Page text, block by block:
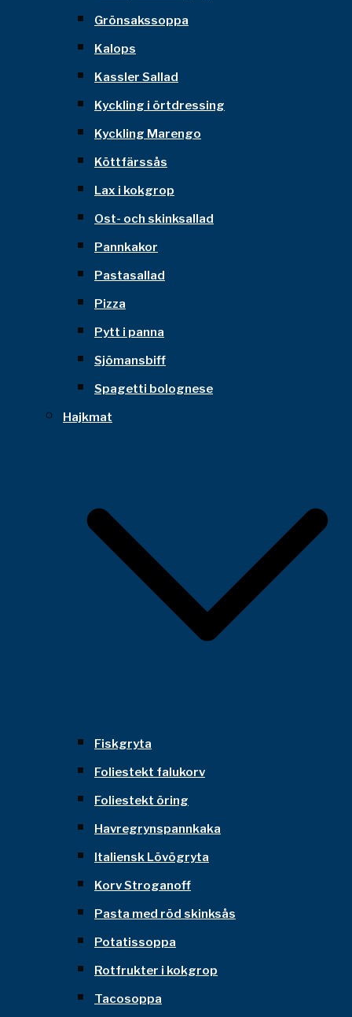
Grönsakssoppa
Kalops
Kassler Sallad
Kyckling i örtdressing
Kyckling Marengo
Köttfärssås
Lax i kokgrop
Ost- och skinksallad
Pannkakor
Pastasallad
Pizza
Pytt i panna
Sjömansbiff
Spagetti bolognese
Hajkmat
Fiskgryta
Foliestekt falukorv
Foliestekt öring
Havregrynspannkaka
Italiensk Lövögryta
Korv Stroganoff
Pasta med röd skinksås
Potatissoppa
Rotfrukter i kokgrop
Tacosoppa